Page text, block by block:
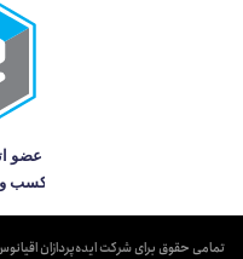
تمامی حقوق برای شرکت ایده‌پردازان